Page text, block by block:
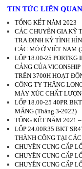
TIN TỨC LIÊN QUAN
TỔNG KẾT NĂM 2023
CÁC CHUYÊN GIA KỸ
TRA ĐỊNH KỲ TÌNH
CÁC MỎ Ở VIỆT NAM
LỐP 18.00-25
CẢNG CỦA
TRÊN 3700H HOẠT
CÔNG TY THĂNG
MÁY XÚC CHẤT
LỐP 18.00-25 40PR
MĂNG (Tháng 3-2022)
TỔNG KẾT NĂM 2021
LỐP 24.00R35 BKT
THÀNH CÔNG TẠI
CHUYÊN CUNG CẤP
CHUYÊN CUNG CẤP
CHUYÊN CUNG CẤP